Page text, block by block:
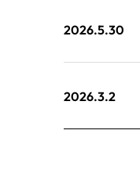
2026.5.30
2026.3.2